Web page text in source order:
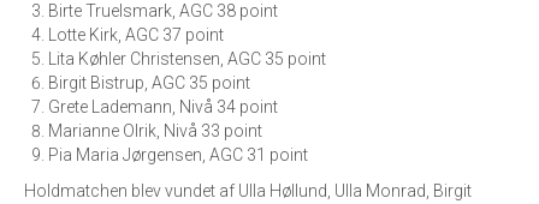
Birte Truelsmark, AGC 38 point
Lotte Kirk, AGC 37 point
Lita Køhler Christensen, AGC 35 point
Birgit Bistrup, AGC 35 point
Grete Lademann, Nivå 34 point
Marianne Olrik, Nivå 33 point
Pia Maria Jørgensen, AGC 31 point
Holdmatchen blev vundet af Ulla Høllund, Ulla Monrad, Birgit